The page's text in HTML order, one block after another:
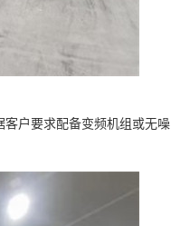
户要求配备变频机组或无噪